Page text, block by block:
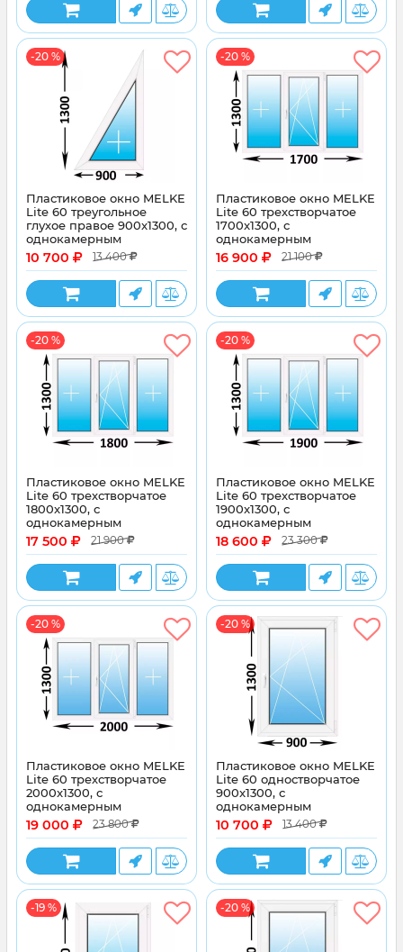
-20 %
Пластиковое окно MELKE
Lite 60 треугольное
глухое правое 900x1300, с
однокамерным
энергосберегающим
стеклопакетом
10 700 13 400
-20 %
Пластиковое окно MELKE
Lite 60 трехстворчатое
1700x1300, с
однокамерным
энергосберегающим
стеклопакетом
16 900 21 100
-20 %
Пластиковое окно MELKE
Lite 60 трехстворчатое
1800x1300, с
однокамерным
энергосберегающим
стеклопакетом
17 500 21 900
-20 %
Пластиковое окно MELKE
Lite 60 трехстворчатое
1900x1300, с
однокамерным
энергосберегающим
стеклопакетом
18 600 23 300
-20 %
Пластиковое окно MELKE
Lite 60 трехстворчатое
2000x1300, с
однокамерным
энергосберегающим
стеклопакетом
19 000 23 800
-20 %
Пластиковое окно MELKE
Lite 60 одностворчатое
900x1300, с
однокамерным
энергосберегающим
стеклопакетом
10 700 13 400
-19 % -20 %